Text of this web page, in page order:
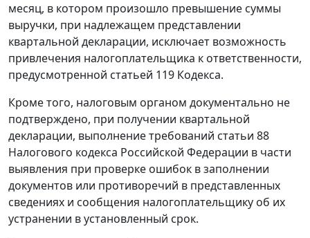
месяц, в котором произошло превышение суммы
выручки, при надлежащем представлении
квартальной декларации, исключает возможность
привлечения налогоплательщика к ответственности,
предусмотренной статьей 119 Кодекса.
Кроме того, налоговым органом документально не
подтверждено, при получении квартальной
декларации, выполнение требований статьи 88
Налогового кодекса Российской Федерации в части
выявления при проверке ошибок в заполнении
документов или противоречий в представленных
сведениях и сообщения налогоплательщику об их
устранении в установленный срок.